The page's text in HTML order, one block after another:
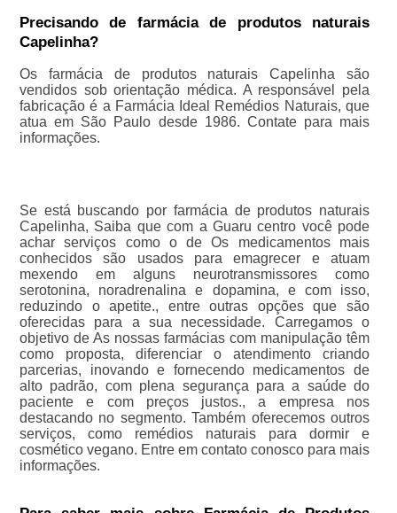
Precisando de farmácia de produtos naturais
Capelinha?
Os farmácia de produtos naturais Capelinha são
vendidos sob orientação médica. A responsável pela
fabricação é a Farmácia Ideal Remédios Naturais, que
atua em São Paulo desde 1986. Contate para mais
informações.
Se está buscando por farmácia de produtos naturais
Capelinha, Saiba que com a Guaru centro você pode
achar serviços como o de Os medicamentos mais
conhecidos são usados para emagrecer e atuam
mexendo em alguns neurotransmissores como
serotonina, noradrenalina e dopamina, e com isso,
reduzindo o apetite., entre outras opções que são
oferecidas para a sua necessidade. Carregamos o
objetivo de As nossas farmácias com manipulação têm
como proposta, diferenciar o atendimento criando
parcerias, inovando e fornecendo medicamentos de
alto padrão, com plena segurança para a saúde do
paciente e com preços justos., a empresa nos
destacando no segmento. Também oferecemos outros
serviços, como remédios naturais para dormir e
cosmético vegano. Entre em contato conosco para mais
informações.